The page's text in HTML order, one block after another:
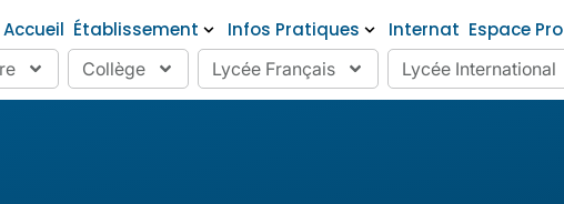
Accueil Établissement Infos Pratiques Internat Espace Pro
Collège Lycée Français Lycée International